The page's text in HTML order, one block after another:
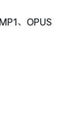
、OPUS